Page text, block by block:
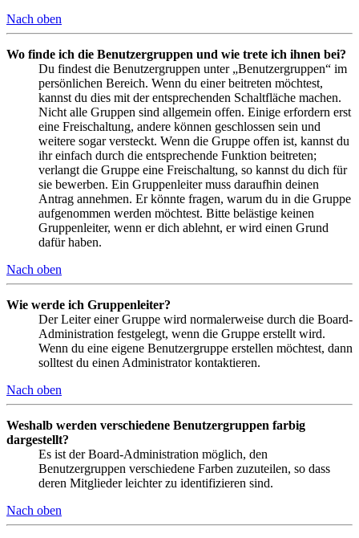
Nach oben
Wo finde ich die Benutzergruppen und wie trete ich ihnen bei?
Du findest die Benutzergruppen unter „Benutzergruppen“ im
persönlichen Bereich. Wenn du einer beitreten möchtest,
kannst du dies mit der entsprechenden Schaltfläche machen.
Nicht alle Gruppen sind allgemein offen. Einige erfordern erst
eine Freischaltung, andere können geschlossen sein und
weitere sogar versteckt. Wenn die Gruppe offen ist, kannst du
ihr einfach durch die entsprechende Funktion beitreten;
verlangt die Gruppe eine Freischaltung, so kannst du dich für
sie bewerben. Ein Gruppenleiter muss daraufhin deinen
Antrag annehmen. Er könnte fragen, warum du in die Gruppe
aufgenommen werden möchtest. Bitte belästige keinen
Gruppenleiter, wenn er dich ablehnt, er wird einen Grund
dafür haben.
Nach oben
Wie werde ich Gruppenleiter?
Der Leiter einer Gruppe wird normalerweise durch die Board-
Administration festgelegt, wenn die Gruppe erstellt wird.
Wenn du eine eigene Benutzergruppe erstellen möchtest, dann
solltest du einen Administrator kontaktieren.
Nach oben
Weshalb werden verschiedene Benutzergruppen farbig
dargestellt?
Es ist der Board-Administration möglich, den
Benutzergruppen verschiedene Farben zuzuteilen, so dass
deren Mitglieder leichter zu identifizieren sind.
Nach oben